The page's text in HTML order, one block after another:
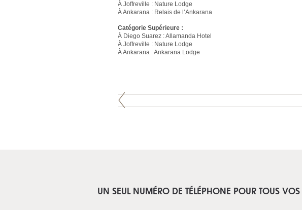
À Joffreville : Nature Lodge
À Ankarana : Relais de l’Ankarana
Catégorie Supérieure :
À Diego Suarez : Allamanda Hotel
À Joffreville : Nature Lodge
À Ankarana : Ankarana Lodge
UN SEUL NUMÉRO DE TÉLÉPHONE POUR TOUS